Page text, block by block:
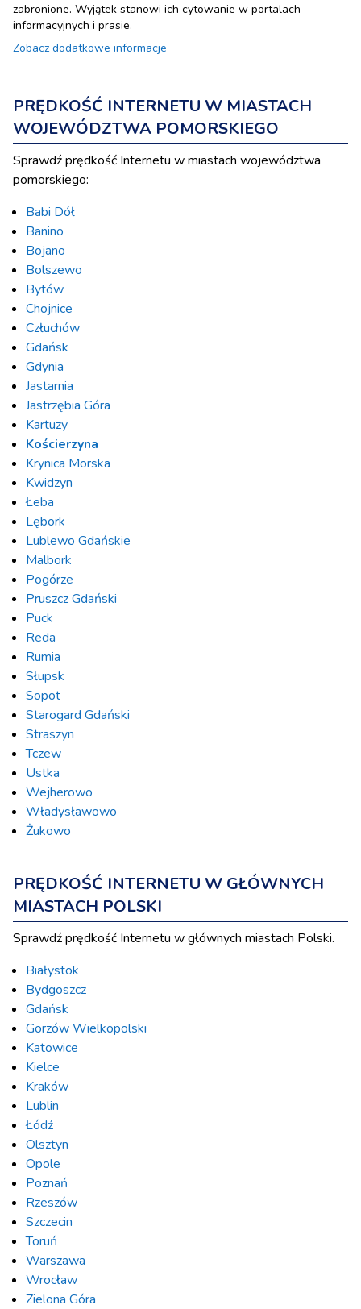
zabronione. Wyjątek stanowi ich cytowanie w portalach
informacyjnych i prasie.
Zobacz dodatkowe informacje
PRĘDKOŚĆ INTERNETU W MIASTACH
WOJEWÓDZTWA POMORSKIEGO
Sprawdź prędkość Internetu w miastach województwa
pomorskiego:
Babi Dół
Banino
Bojano
Bolszewo
Bytów
Chojnice
Człuchów
Gdańsk
Gdynia
Jastarnia
Jastrzębia Góra
Kartuzy
Kościerzyna
Krynica Morska
Kwidzyn
Łeba
Lębork
Lublewo Gdańskie
Malbork
Pogórze
Pruszcz Gdański
Puck
Reda
Rumia
Słupsk
Sopot
Starogard Gdański
Straszyn
Tczew
Ustka
Wejherowo
Władysławowo
Żukowo
PRĘDKOŚĆ INTERNETU W GŁÓWNYCH
MIASTACH POLSKI
Sprawdź prędkość Internetu w głównych miastach Polski.
Białystok
Bydgoszcz
Gdańsk
Gorzów Wielkopolski
Katowice
Kielce
Kraków
Lublin
Łódź
Olsztyn
Opole
Poznań
Rzeszów
Szczecin
Toruń
Warszawa
Wrocław
Zielona Góra